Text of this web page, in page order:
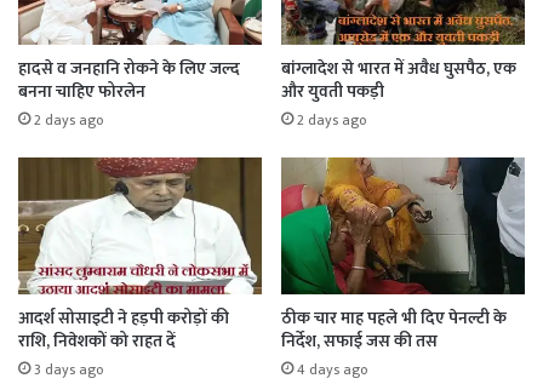
हादसे व जनहानि रोकने के लिए जल्द
बनना चाहिए फोरलेन
2 days ago
बांग्लादेश से भारत में अवैध घुसपैठ, एक
और युवती पकड़ी
2 days ago
आदर्श सोसाइटी ने हड़पी करोड़ों की
राशि, निवेशकों को राहत दें
3 days ago
ठीक चार माह पहले भी दिए पेनल्टी के
निर्देश, सफाई जस की तस
4 days ago